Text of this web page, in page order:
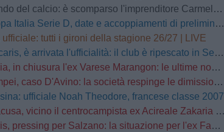
del calcio: è scomparso l'imprenditore Carmelo Cogliandro
Italia Serie D, date e accoppiamenti di preliminari e primo turno
ufficiale: tutti i gironi della stagione 26/27 | LIVE
è arrivata l'ufficialità: il club è ripescato in Serie D
in chiusura l'ex Varese Marangon: le ultime novità
caso D'Avino: la società respinge le dimissioni del Direttore Generale
ufficiale Noah Theodore, francese classe 2007
vicino il centrocampista ex Acireale Zakaria Daqoune
pressing per Salzano: la situazione per l'ex Fasano